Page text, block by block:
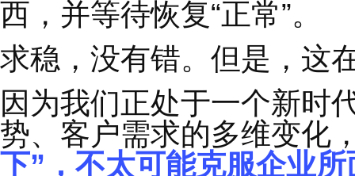
在变化更加多元化的
西，并等待恢复“正常”
求稳，没有错。但是